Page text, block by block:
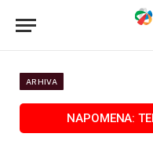
ARHIVA